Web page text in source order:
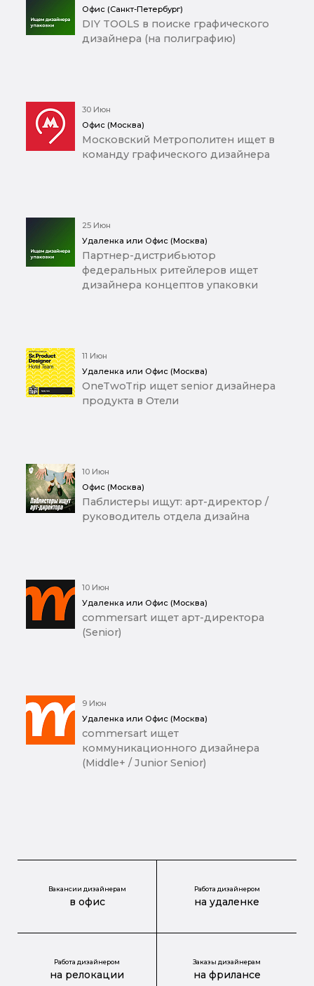
Офис (Санкт-Петербург)
DIY TOOLS в поиске графического
дизайнера (на полиграфию)
30 Июн
Офис (Москва)
Московский Метрополитен ищет в
команду графического дизайнера
25 Июн
Удаленка или Офис (Москва)
Партнер-дистрибьютор
федеральных ритейлеров ищет
дизайнера концептов упаковки
11 Июн
Удаленка или Офис (Москва)
OneTwoTrip ищет senior дизайнера
продукта в Отели
10 Июн
Офис (Москва)
Паблистеры ищут: арт-директор /
руководитель отдела дизайна
10 Июн
Удаленка или Офис (Москва)
commersart ищет арт-директора
(Senior)
9 Июн
Удаленка или Офис (Москва)
commersart ищет
коммуникационного дизайнера
(Middle+ / Junior Senior)
Вакансии дизайнерам
в офис
Работа дизайнером
на удаленке
Работа дизайнером
на релокации
Заказы дизайнерам
на фрилансе